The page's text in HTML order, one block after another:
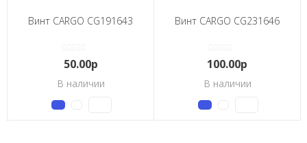
Винт CARGO CG191643
50.00р
В наличии
Винт CARGO CG231646
100.00р
В наличии